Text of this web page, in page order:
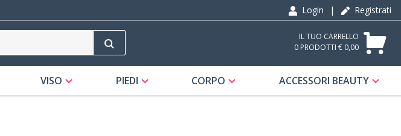
Login | Registrati
IL TUO CARRELLO
0 PRODOTTI € 0,00
VISO PIEDI CORPO ACCESSORI BEAUTY